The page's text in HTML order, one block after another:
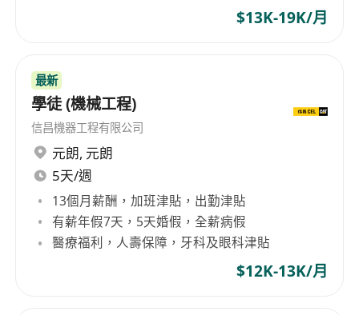
$13K-19K/月
最新
學徒 (機械工程)
信昌機器工程有限公司
元朗, 元朗
5天/週
13個月薪酬，加班津貼，出勤津貼
有薪年假7天，5天婚假，全薪病假
醫療福利，人壽保障，牙科及眼科津貼
$12K-13K/月